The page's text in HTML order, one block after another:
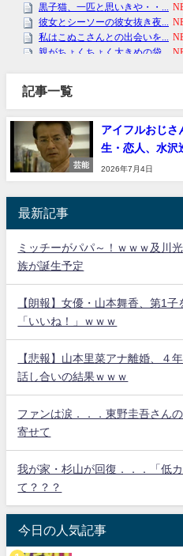
記事一覧
芸能
アイフルおじさ
生・恋人、水沢
2026年7月4日
最新記事
ミッチーがパパ～！ｗｗｗ及川
族が誕生予定
【朗報】女優・山本舞香、第1
「いいね！」ｗｗｗ
【悲報】山本里菜アナ離婚、４
話し合いの結果ｗｗｗ
ファンは涙．．．東野圭吾さん
寄せて
我が家・杉山が回復．．．「低
て？？？
今日の人気記事